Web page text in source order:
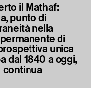
il Mathaf:
punto di
nella
di
unica
dal 1840 a oggi,
continua